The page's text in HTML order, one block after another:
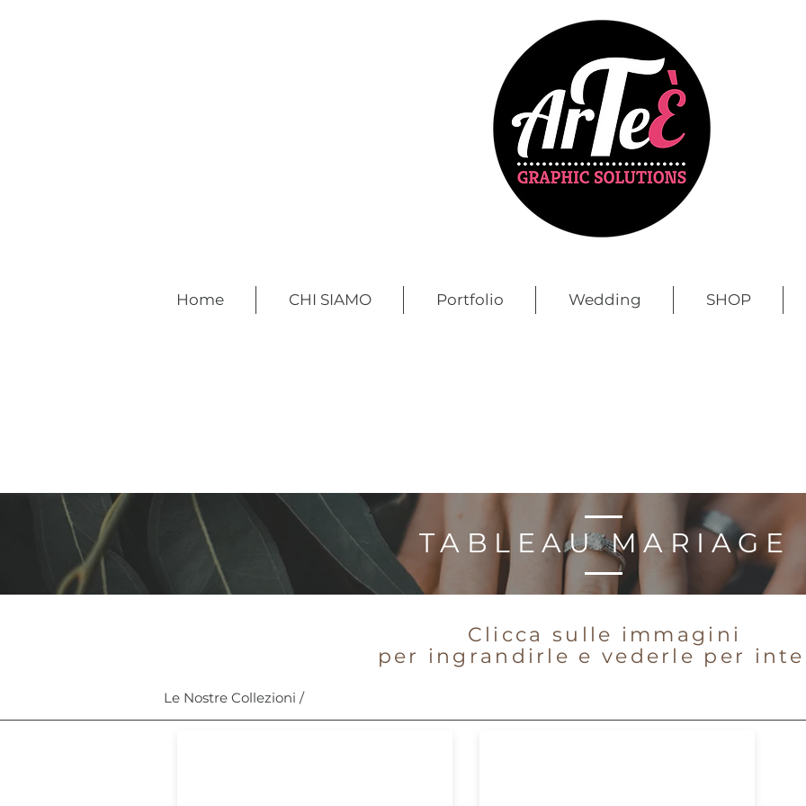
Home CHI SIAMO Portfolio Wedding SHOP
TABLEAU MARIAGE
Clicca sulle immagini
per ingrandirle e vederle per
Le Nostre Collezioni /